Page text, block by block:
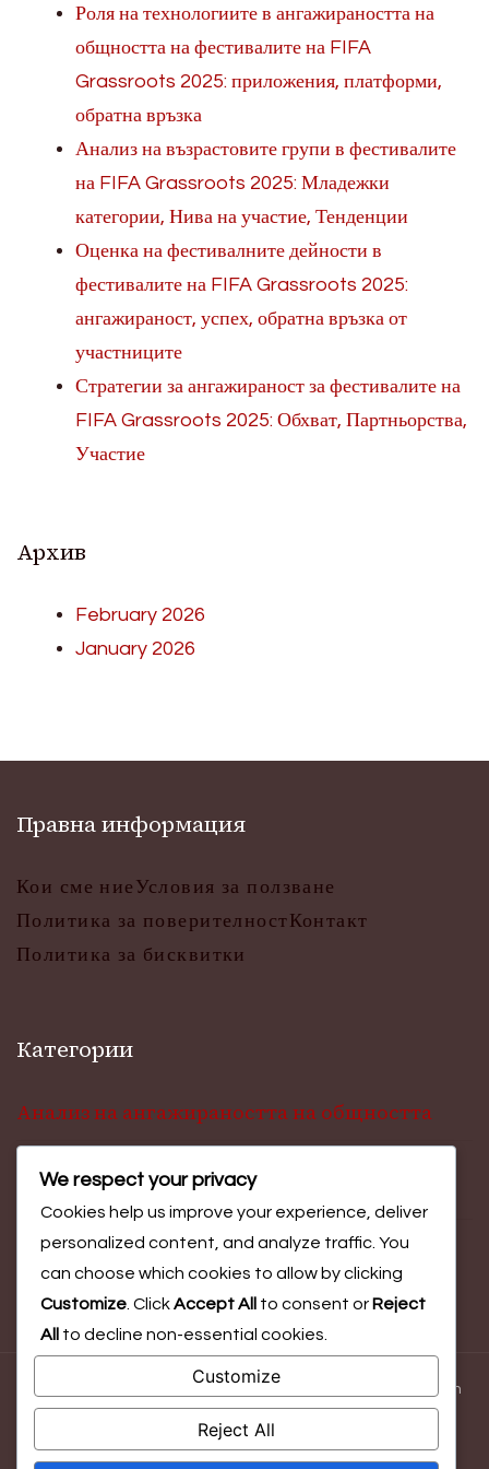
Роля на технологиите в ангажираността на
общността на фестивалите на FIFA
Grassroots 2025: приложения, платформи,
обратна връзка
Анализ на възрастовите групи в фестивалите
на FIFA Grassroots 2025: Младежки
категории, Нива на участие, Тенденции
Оценка на фестивалните дейности в
фестивалите на FIFA Grassroots 2025:
ангажираност, успех, обратна връзка от
участниците
Стратегии за ангажираност за фестивалите на
FIFA Grassroots 2025: Обхват, Партньорства,
Участие
Архив
February 2026
January 2026
Правна информация
Кои сме ние Условия за ползване
Политика за поверителностКонтакт
Политика за бисквитки
Категории
Анализ на ангажираността на общността
Инсайти за участие във фестивали
Оценка на резултатите от събитието
Blossom
WordPress.
We respect your privacy
Cookies help us improve your experience, deliver
personalized content, and analyze traffic. You
can choose which cookies to allow by clicking
Customize . ClickAccept All to consent or Reject
All
to decline non-essential cookies.
Customize
Reject All